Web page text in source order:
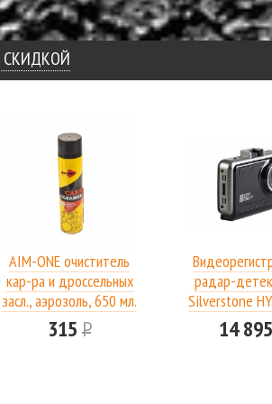
СКИДКОЙ
AIM-ONE очиститель
кар-ра и дроссельных
засл., аэрозоль, 650 мл.
315Р
радар-
Silverstone
DRIVER
14 895